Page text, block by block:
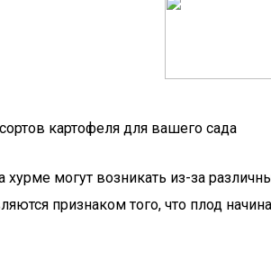
картофеля для вашего сада
хурме могут возникать из-за
признаком того, что плод